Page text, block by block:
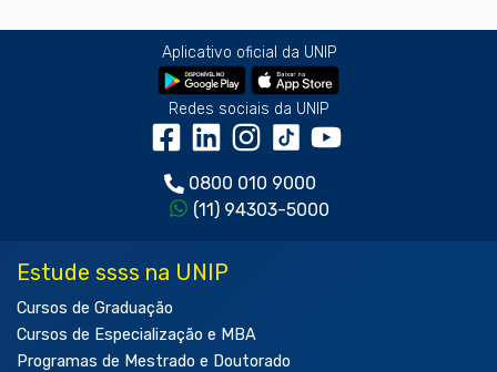
Aplicativo oficial da UNIP
Redes sociais da UNIP
0800 010 9000
(11) 94303-5000
Estude ssss na UNIP
Cursos de Graduação
Cursos de Especialização e MBA
Programas de Mestrado e Doutorado